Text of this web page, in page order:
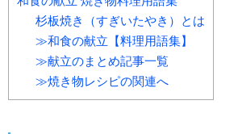
杉板焼き（すぎいたやき）とは
≫和食の献立【料理用語集】
≫献立のまとめ記事一覧
≫焼き物レシピの関連へ